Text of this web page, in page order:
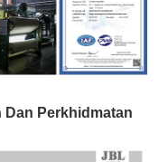
Dan Perkhidmatan